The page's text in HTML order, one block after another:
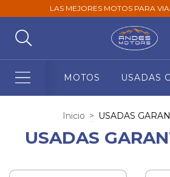
LAS MEJORES MOTOS PARA
MOTOS USADAS
Inicio > USADAS
USADAS